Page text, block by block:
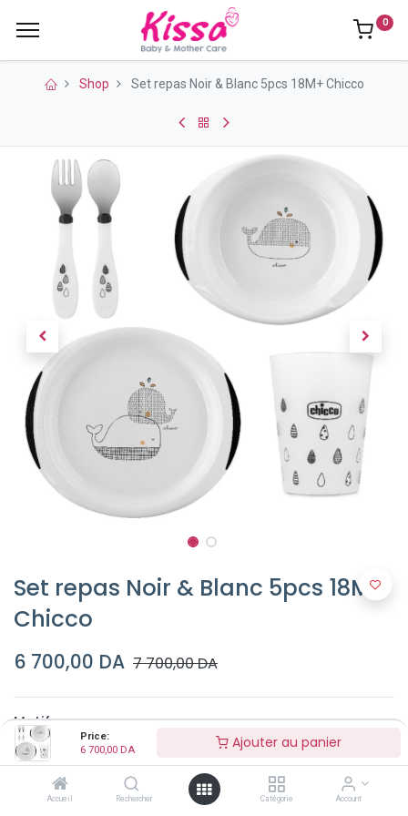
Price:
6 700,00 DA Ajouter au panier
Accueil Rechercher Catégorie Account
0
Shop Set repas Noir & Blanc 5pcs 18M+ Chicco
Set repas Noir & Blanc 5pcs 18M+
Chicco
6 700,00 DA 7 700,00DA
Motif
poisson
planète